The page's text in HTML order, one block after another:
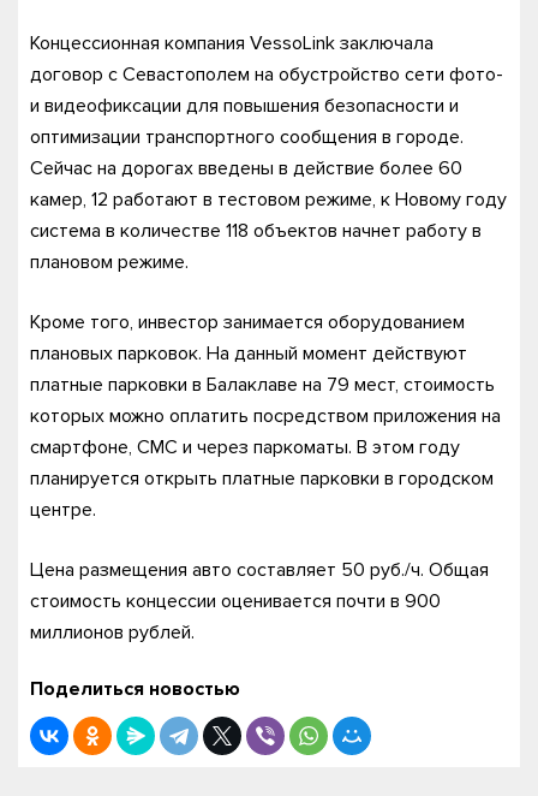
Концессионная компания VessoLink заключала
договор с Севастополем на обустройство сети фото-
и видеофиксации для повышения безопасности и
оптимизации транспортного сообщения в городе.
Сейчас на дорогах введены в действие более 60
камер, 12 работают в тестовом режиме, к Новому году
система в количестве 118 объектов начнет работу в
плановом режиме.
Кроме того, инвестор занимается оборудованием
плановых парковок. На данный момент действуют
платные парковки в Балаклаве на 79 мест, стоимость
которых можно оплатить посредством приложения на
смартфоне, СМС и через паркоматы. В этом году
планируется открыть платные парковки в городском
центре.
Цена размещения авто составляет 50 руб./ч. Общая
стоимость концессии оценивается почти в 900
миллионов рублей.
Поделиться новостью